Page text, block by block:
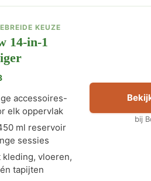
KEUZE
14-in-1
accessoires-
elk oppervlak
ml reservoir
sessies
kleding, vloeren,
tapijten
bij